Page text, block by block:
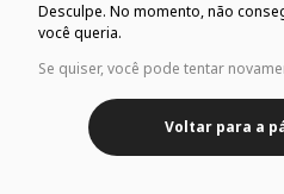
Desculpe. No momento, não
você queria.
Se quiser, você pode tentar
Voltar para a